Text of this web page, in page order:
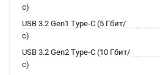
с)
USB 3.2 Gen1 Type-C (5 Гбит/
с)
USB 3.2 Gen2 Type-C (10 Гбит/
с)